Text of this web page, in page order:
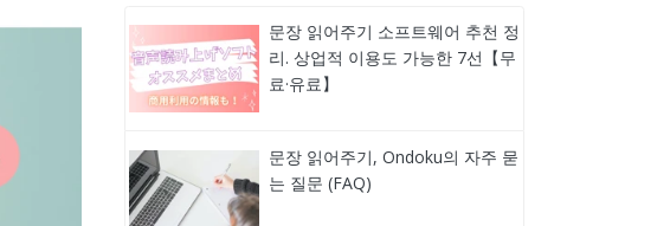
문장 읽어주기 소프트웨어 추천 정
리. 상업적 이용도 가능한 7선【무
료·유료】
문장 읽어주기, Ondoku의 자주 묻
는 질문 (FAQ)